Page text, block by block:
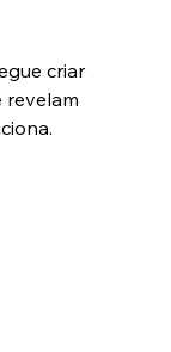
criar
revelam